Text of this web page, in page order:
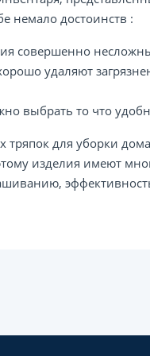
немало достоинств :
совершенно
удаляют
выбрать то что
для уборки
изделия имеют